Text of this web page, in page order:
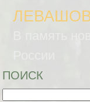
ПОИСК